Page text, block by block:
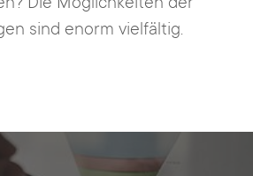
sind enorm vielfältig.